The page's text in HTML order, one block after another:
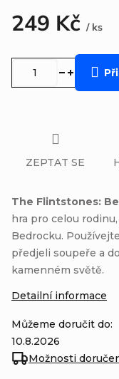
249 Kč / ks
Můžeme doručit do:
10.8.2026
Možnosti
The Flintstones:
hra pro celou
Bedrocku.
předjeli soupeře a
kamenném světě.
Detailní informace
ZEPTAT SE